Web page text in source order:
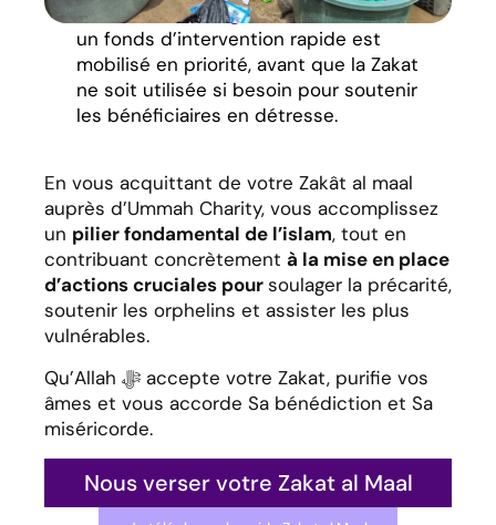
Enfin, en cas d’urgence humanitaire,
un fonds d’intervention rapide est
mobilisé en priorité, avant que la Zakat
ne soit utilisée si besoin pour soutenir
les bénéficiaires en détresse.
En vous acquittant de votre Zakât al maal
auprès d’Ummah Charity, vous accomplissez
un pilier fondamental de l’islam, tout en
contribuant concrètement à la mise en place
d’actions cruciales poursoulager la précarité,
soutenir les orphelins et assister les plus
vulnérables.
Qu’Allah ﷻ accepte votre Zakat, purifie vos
âmes et vous accorde Sa bénédiction et Sa
miséricorde.
Nous verser votre Zakat al Maal